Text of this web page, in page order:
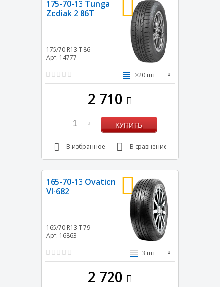
175-70-13 Tunga
Zodiak 2 86T
175/70 R13 T 86
Арт. 14777
>20 шт
2 710
1 КУПИТЬ
В избранное В сравнение
165-70-13 Ovation
VI-682
165/70 R13 T79
Арт. 16863
3 шт
2 720